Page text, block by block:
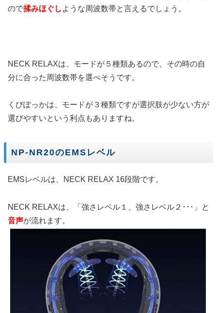
ので揉みほぐし ような周波数帯と言えるでしょう。
NECK RELAXは、モードが５種類あるので、その時の自
分に合った周波数帯を選べそうです。
くびぽっかは、モードが３種類ですが選択肢が少ない方が
選びやすいという利点もありますね。
NP-NR20のEMSレベル
EMSレベルは、NECK RELAX 16段階です。
NECK RELAXは、「強さレベル１、強さレベル２･･･」と
音声が流れます。